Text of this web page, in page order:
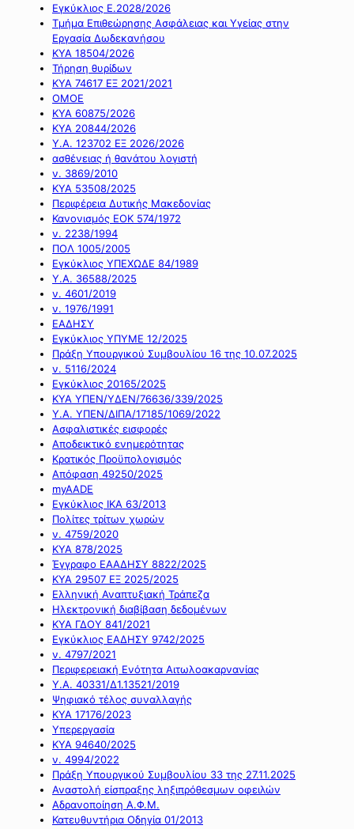
Εγκύκλιος Ε.2028/2026
Τμήμα Επιθεώρησης Ασφάλειας και Υγείας στην
Εργασία Δωδεκανήσου
ΚΥΑ 18504/2026
Τήρηση θυρίδων
ΚΥΑ 74617 ΕΞ 2021/2021
ΟΜΟΕ
ΚΥΑ 60875/2026
ΚΥΑ 20844/2026
Υ.Α. 123702 ΕΞ 2026/2026
ασθένειας ή θανάτου λογιστή
ν. 3869/2010
ΚΥΑ 53508/2025
Περιφέρεια Δυτικής Μακεδονίας
Κανονισμός ΕΟΚ 574/1972
ν. 2238/1994
ΠΟΛ 1005/2005
Εγκύκλιος ΥΠΕΧΩΔΕ 84/1989
Υ.Α. 36588/2025
ν. 4601/2019
ν. 1976/1991
ΕΑΔΗΣΥ
Εγκύκλιος ΥΠΥΜΕ 12/2025
Πράξη Υπουργικού Συμβουλίου 16 της 10.07.2025
ν. 5116/2024
Εγκύκλιος 20165/2025
ΚΥΑ ΥΠΕΝ/ΥΔΕΝ/76636/339/2025
Υ.Α. ΥΠΕΝ/ΔΙΠΑ/17185/1069/2022
Ασφαλιστικές εισφορές
Αποδεικτικό ενημερότητας
Κρατικός Προϋπολογισμός
Απόφαση 49250/2025
myAADE
Εγκύκλιος ΙΚΑ 63/2013
Πολίτες τρίτων χωρών
ν. 4759/2020
ΚΥΑ 878/2025
Έγγραφο ΕΑΑΔΗΣΥ 8822/2025
ΚΥΑ 29507 ΕΞ 2025/2025
Ελληνική Αναπτυξιακή Τράπεζα
Ηλεκτρονική διαβίβαση δεδομένων
ΚΥΑ ΓΔΟΥ 841/2021
Εγκύκλιος ΕΑΔΗΣΥ 9742/2025
ν. 4797/2021
Περιφερειακή Ενότητα Αιτωλοακαρνανίας
Υ.Α. 40331/Δ1.13521/2019
Ψηφιακό τέλος συναλλαγής
ΚΥΑ 17176/2023
Υπερεργασία
ΚΥΑ 94640/2025
ν. 4994/2022
Πράξη Υπουργικού Συμβουλίου 33 της 27.11.2025
Αναστολή είσπραξης ληξιπρόθεσμων οφειλών
Αδρανοποίηση Α.Φ.Μ.
Κατευθυντήρια Οδηγία 01/2013